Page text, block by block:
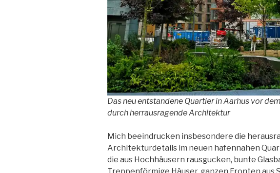
Das neu entstandene Quartier in Aarhus vor
durch herrausragende Architektur
Mich beeindrucken insbesondere die
Architekturdetails im neuen hafennahen
die aus Hochhäusern rausgucken, bunte